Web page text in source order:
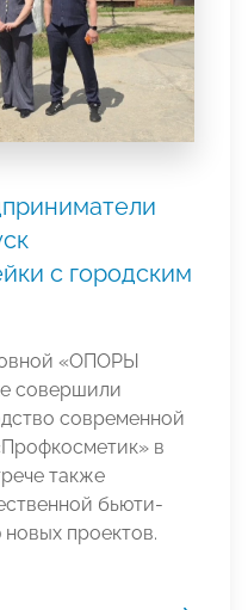
с городским
«ОПОРЫ
совершили
современной
в
также
бьюти-
проектов.